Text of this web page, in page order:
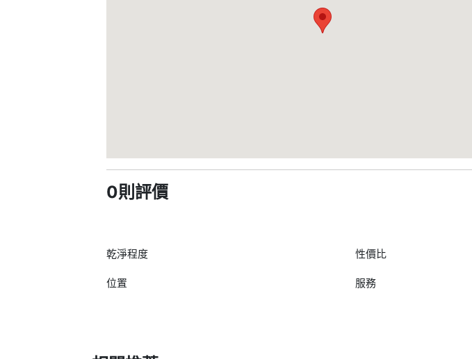
0則評價
乾淨程度
位置
性價比
服務